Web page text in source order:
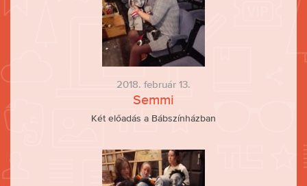
2018. február 13.
Semmi
Két előadás a Bábszínházban